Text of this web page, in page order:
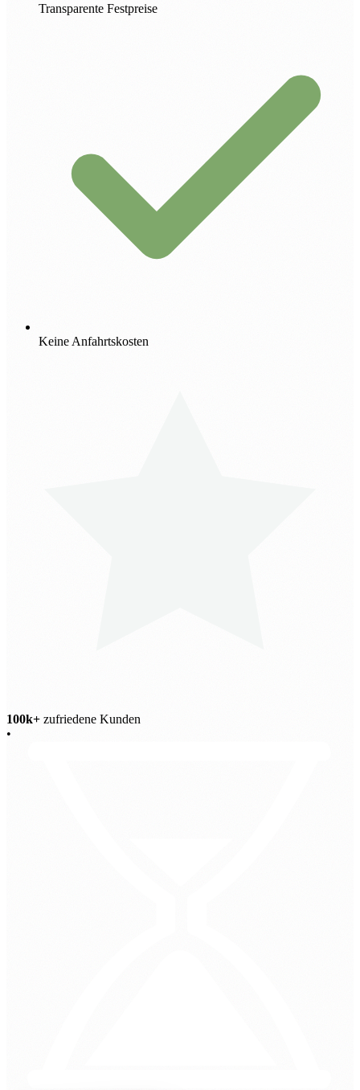
Transparente Festpreise
Keine Anfahrtskosten
100k+ zufriedene Kunden
•